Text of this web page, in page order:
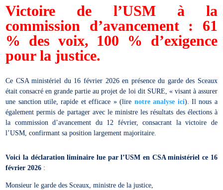
Victoire de l’USM à la
commission d’avancement : 61
% des voix, 100 % d’exigence
pour la justice.
Ce CSA ministériel du 16 février 2026 en présence du garde des Sceaux
était consacré en grande partie au projet de loi dit SURE, « visant à assurer
une sanction utile, rapide et efficace » (lire notre analyse ici). Il nous a
également permis de partager avec le ministre les résultats des élections à
la commission d’avancement du 12 février, consacrant la victoire de
l’USM, confirmant sa position largement majoritaire.
Voici la déclaration liminaire lue par l’USM en CSA ministériel ce 16
février 2026 :
Monsieur le garde des Sceaux, ministre de la justice,